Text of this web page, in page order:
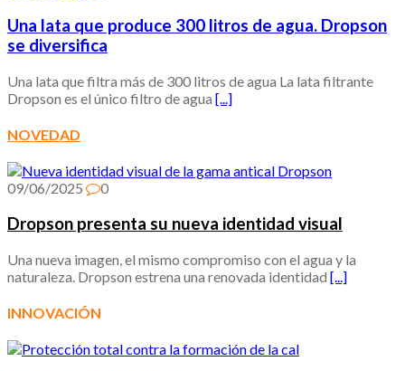
Una lata que produce 300 litros de agua. Dropson
se diversifica
Una lata que filtra más de 300 litros de agua La lata filtrante
Dropson es el único filtro de agua [...]
NOVEDAD
09/06/2025 0
Dropson presenta su nueva identidad visual
Una nueva imagen, el mismo compromiso con el agua y la
naturaleza. Dropson estrena una renovada identidad [...]
INNOVACIÓN